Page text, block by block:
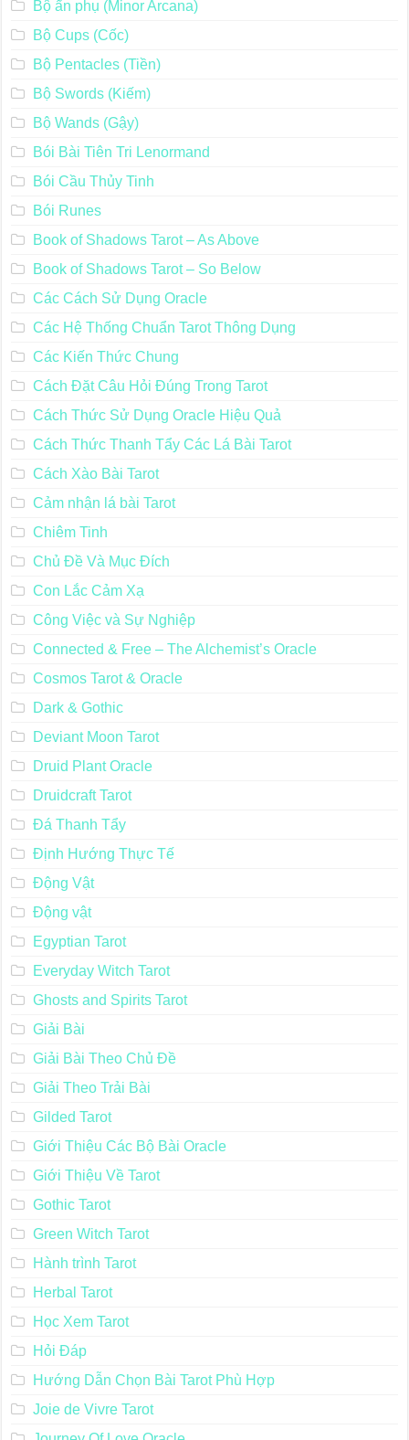
Bộ ẩn phụ (Minor Arcana)
Bộ Cups (Cốc)
Bộ Pentacles (Tiền)
Bộ Swords (Kiếm)
Bộ Wands (Gậy)
Bói Bài Tiên Tri Lenormand
Bói Cầu Thủy Tinh
Bói Runes
Book of Shadows Tarot – As Above
Book of Shadows Tarot – So Below
Các Cách Sử Dụng Oracle
Các Hệ Thống Chuẩn Tarot Thông Dụng
Các Kiến Thức Chung
Cách Đặt Câu Hỏi Đúng Trong Tarot
Cách Thức Sử Dụng Oracle Hiệu Quả
Cách Thức Thanh Tẩy Các Lá Bài Tarot
Cách Xào Bài Tarot
Cảm nhận lá bài Tarot
Chiêm Tinh
Chủ Đề Và Mục Đích
Con Lắc Cảm Xạ
Công Việc và Sự Nghiệp
Connected & Free – The Alchemist’s Oracle
Cosmos Tarot & Oracle
Dark & Gothic
Deviant Moon Tarot
Druid Plant Oracle
Druidcraft Tarot
Đá Thanh Tẩy
Định Hướng Thực Tế
Động Vật
Động vật
Egyptian Tarot
Everyday Witch Tarot
Ghosts and Spirits Tarot
Giải Bài
Giải Bài Theo Chủ Đề
Giải Theo Trải Bài
Gilded Tarot
Giới Thiệu Các Bộ Bài Oracle
Giới Thiệu Về Tarot
Gothic Tarot
Green Witch Tarot
Hành trình Tarot
Herbal Tarot
Học Xem Tarot
Hỏi Đáp
Hướng Dẫn Chọn Bài Tarot Phù Hợp
Joie de Vivre Tarot